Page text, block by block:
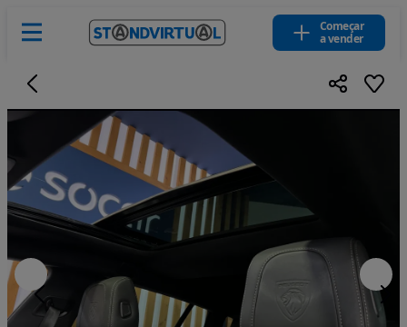
Começar
a vender